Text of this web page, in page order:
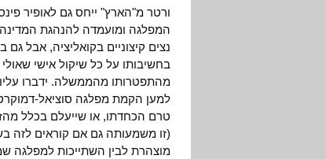
ורטר מ"הארץ" ייחס גם לאופיר
המפלגה ומועמדה להנהגת
נצים קיצוניים בקואליציה, אבל
בחשיבותו על כל שיקול אישי
מהתפטרותו מהממשלה. ידברו עליו
למען הקמת מפלגה סוציאל-
טרם הכחדתו, או שייעלם בכלל
(זו משמעותה גם אם קוראים לזה
מוצהרת לבין השתייכות למפלגה